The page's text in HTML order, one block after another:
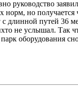
руководство
но
длинной путей 36
не услышал. Так
оборудования